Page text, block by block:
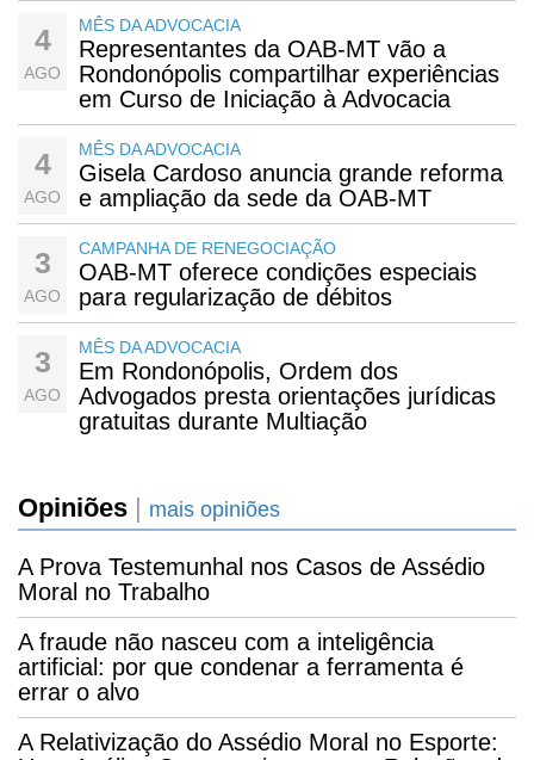
4
AGO
MÊS DA ADVOCACIA
Representantes da OAB-MT vão a
Rondonópolis compartilhar experiências
em Curso de Iniciação à Advocacia
4
AGO
MÊS DA ADVOCACIA
Gisela Cardoso anuncia grande reforma
e ampliação da sede da OAB-MT
3
AGO
CAMPANHA DE RENEGOCIAÇÃO
OAB-MT oferece condições especiais
para regularização de débitos
3
AGO
MÊS DA ADVOCACIA
Em Rondonópolis, Ordem dos
Advogados presta orientações jurídicas
gratuitas durante Multiação
Opiniões mais opiniões
A Prova Testemunhal nos Casos de Assédio
Moral no Trabalho
A fraude não nasceu com a inteligência
artificial: por que condenar a ferramenta é
errar o alvo
A Relativização do Assédio Moral no Esporte: